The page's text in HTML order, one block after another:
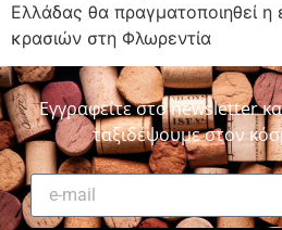
Ελλάδας θα πραγματοποιηθεί η
κρασιών στη Φλωρεντία
Εγγραφείτε στο newsletter
ταξιδέψουμε στον